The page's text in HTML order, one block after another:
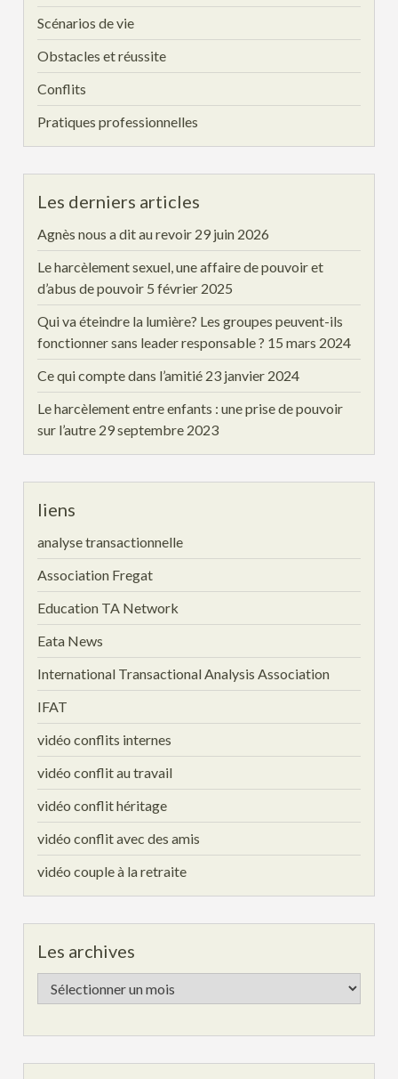
Scénarios de vie
Obstacles et réussite
Conflits
Pratiques professionnelles
Les derniers articles
Agnès nous a dit au revoir 29 juin 2026
Le harcèlement sexuel, une affaire de pouvoir et
d’abus de pouvoir 5 février 2025
Qui va éteindre la lumière? Les groupes peuvent-ils
fonctionner sans leader responsable ? 15 mars 2024
Ce qui compte dans l’amitié 23 janvier 2024
Le harcèlement entre enfants : une prise de pouvoir
sur l’autre 29 septembre 2023
liens
analyse transactionnelle
Association Fregat
Education TA Network
Eata News
International Transactional Analysis Association
IFAT
vidéo conflits internes
vidéo conflit au travail
vidéo conflit héritage
vidéo conflit avec des amis
vidéo couple à la retraite
Les archives
Les
archives